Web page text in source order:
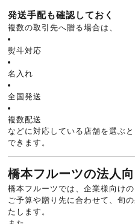
発送手配も確認しておく
複数の取引先へ贈る場合は、
熨斗対応
名入れ
全国発送
複数配送
などに対応している店舗を選ぶ
できます。
橋本フルーツの法人
橋本フルーツでは、企業様向け
ご予算や贈り先に合わせて、旬
たします。